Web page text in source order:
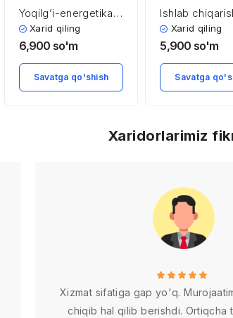
Yoqilg’i-energetika
majmuasi va uni
rivojlantirish
Xarid qiling
6,900 so'm
Savatga qo'shish
Ishlab
jarayoni va
natijalari
Xarid qiling
5,900 so'm
Savatga
Xaridorlarimiz
Xizmat sifatiga gap yo'q.
chiqib hal qilib berishdi. Ortiqcha